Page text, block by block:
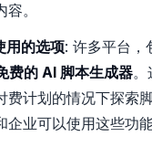
。
用的选项: 许多平台，
费的 AI 脚本生成器。
费计划的情况下探索
业可以使用这些功能